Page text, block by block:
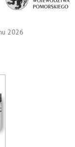
2026